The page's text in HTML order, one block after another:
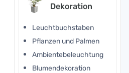
Dekoration
Leuchtbuchstaben
Pflanzen und Palmen
Ambientebeleuchtung
Blumendekoration